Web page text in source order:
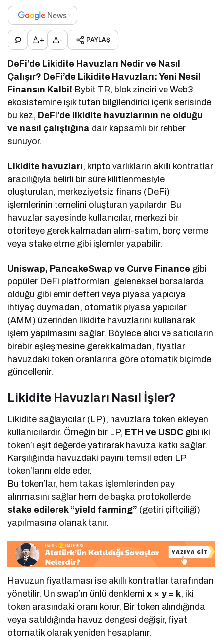
+ - PAYLAŞ
DeFi’de Likidite Havuzları Nedir ve Nasıl
Çalışır? DeFi’de Likidite Havuzları: Yeni Nesil
Finansın Kalbi! Bybit TR, blok zinciri ve Web3
ekosistemine ışık tutan bilgilendirici içerik serisinde
bu kez, DeFi’de likidite havuzlarının ne olduğu
ve nasıl çalıştığına dair kapsamlı bir rehber
sunuyor.
Likidite havuzları, kripto varlıkların akıllı kontratlar
aracılığıyla belirli bir süre kilitlenmesiyle
oluşturulan, merkeziyetsiz finans (DeFi)
işlemlerinin temelini oluşturan yapılardır. Bu
havuzlar sayesinde kullanıcılar, merkezi bir
otoriteye gerek kalmadan alım-satım, borç verme
veya stake etme gibi işlemler yapabilir.
Uniswap, PancakeSwap ve Curve Finance gibi
popüler DeFi platformları, geleneksel borsalarda
olduğu gibi emir defteri veya piyasa yapıcıya
ihtiyaç duymadan, otomatik piyasa yapıcılar
(AMM) üzerinden likidite havuzlarını kullanarak
işlem yapılmasını sağlar. Böylece alıcı ve satıcıların
birebir eşleşmesine gerek kalmadan, fiyatlar
havuzdaki token oranlarına göre otomatik biçimde
güncellenir.
Likidite Havuzları Nasıl İşler?
Likidite sağlayıcılar (LP), havuzlara token ekleyen
kullanıcılardır. Örneğin bir LP, ETH ve USDC gibi iki
token’ı eşit değerde yatırarak havuza katkı sağlar.
Karşılığında havuzdaki payını temsil eden LP
token’larını elde eder.
Bu token’lar, hem takas işlemlerinden pay
alınmasını sağlar hem de başka protokollerde
stake edilerek “yield farming” (getiri çiftçiliği)
yapılmasına olanak tanır.
Havuzun fiyatlaması ise akıllı kontratlar tarafından
yönetilir. Uniswap’ın ünlü denklemix × y = k, iki
token arasındaki oranı korur. Bir token alındığında
veya satıldığında havuz dengesi değişir, fiyat
otomatik olarak yeniden hesaplanır.